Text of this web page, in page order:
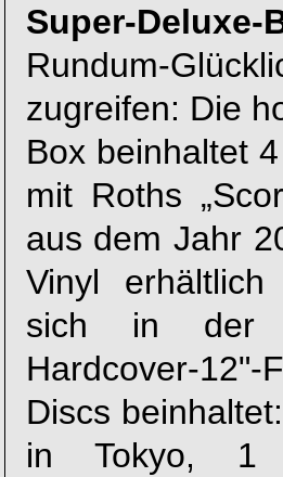
Super-Deluxe-
Rundum-
zugreifen: Die
Box beinhaltet
mit Roths
aus dem Jahr
Vinyl
sich in der
Hardcover-
Discs
in Tokyo, 1